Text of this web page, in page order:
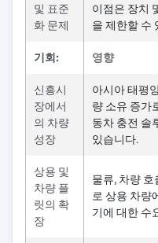
및 표준
화 문제
이점은 장치
을 제한할 수
기회: 영향
신흥시
장에서
의 차량
성장
아시아 태평
량 소유 증가
동차 충전 솔
있습니다.
상용 및
차량 플
릿의 확
장
물류, 차량
로 상용 차량
기에 대한 수